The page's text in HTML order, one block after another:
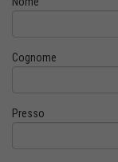
Cognome
Presso